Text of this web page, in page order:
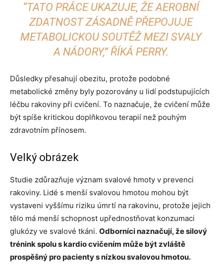
“TATO PRÁCE UKAZUJE, ŽE AEROBNÍ
ZDATNOST ZÁSADNĚ PŘEPOJUJE
METABOLICKOU SOUTĚŽ MEZI SVALY
A NÁDORY,” ŘÍKÁ PERRY.
Důsledky přesahují obezitu, protože podobné
metabolické změny byly pozorovány u lidí podstupujících
léčbu rakoviny při cvičení. To naznačuje, že cvičení může
být spíše kritickou doplňkovou terapií než pouhým
zdravotním přínosem.
Velký obrázek
Studie zdůrazňuje význam svalové hmoty v prevenci
rakoviny. Lidé s menší svalovou hmotou mohou být
vystaveni vyššímu riziku úmrtí na rakovinu, protože jejich
tělo má menší schopnost upřednostňovat konzumaci
glukózy ve svalové tkáni. Odborníci naznačují, že silový
trénink spolu s kardio cvičením může být zvláště
prospěšný pro pacienty s nízkou svalovou hmotou.